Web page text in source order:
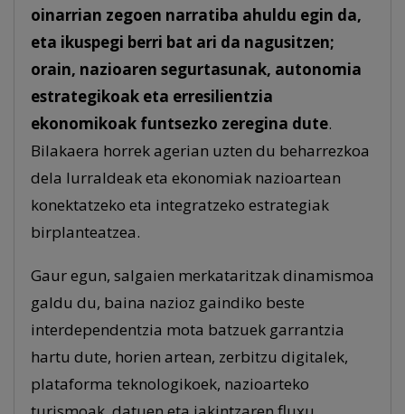
oinarrian zegoen narratiba ahuldu egin da,
eta ikuspegi berri bat ari da nagusitzen;
orain, nazioaren segurtasunak, autonomia
estrategikoak eta erresilientzia
ekonomikoak funtsezko zeregina dute.
Bilakaera horrek agerian uzten du beharrezkoa
dela lurraldeak eta ekonomiak nazioartean
konektatzeko eta integratzeko estrategiak
birplanteatzea.
Gaur egun, salgaien merkataritzak dinamismoa
galdu du, baina nazioz gaindiko beste
interdependentzia mota batzuek garrantzia
hartu dute, horien artean, zerbitzu digitalek,
plataforma teknologikoek, nazioarteko